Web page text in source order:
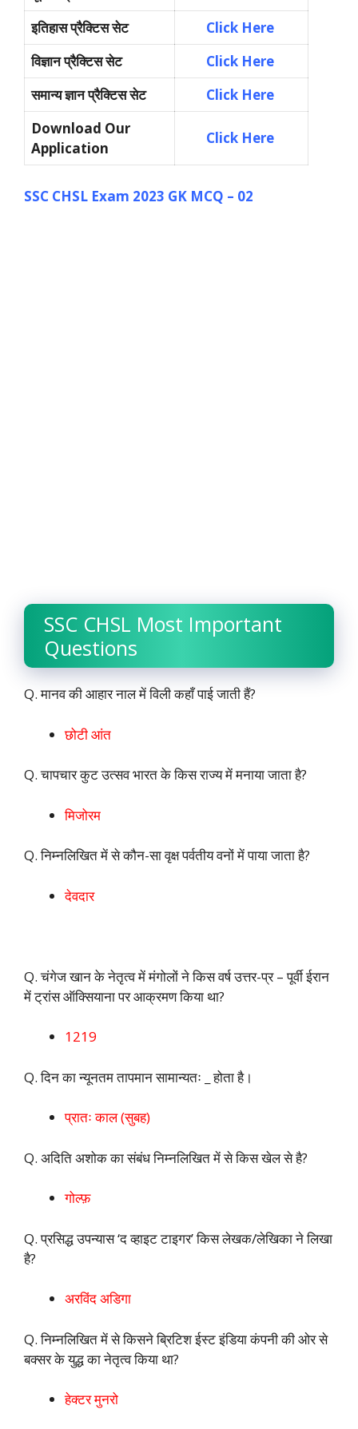
इतिहास प्रैक्टिस सेट
Click Here
विज्ञान प्रैक्टिस सेट
Click Here
समान्य ज्ञान प्रैक्टिस सेट
Click Here
Download Our
Application
Click Here
SSC CHSL Exam 2023 GK MCQ – 02
SSC CHSL Most Important
Questions
Q. मानव की आहार नाल में विली कहाँ पाई जाती हैं?
छोटी आंत
Q. चापचार कुट उत्सव भारत के किस राज्य में मनाया जाता है?
मिजोरम
Q. निम्नलिखित में से कौन-सा वृक्ष पर्वतीय वनों में पाया जाता है?
देवदार
Q. चंगेज खान के नेतृत्व में मंगोलों ने किस वर्ष उत्तर-प्र – पूर्वी ईरान
में ट्रांस ऑक्सियाना पर आक्रमण किया था?
1219
Q. दिन का न्यूनतम तापमान सामान्यतः _ होता है।
प्रातः काल (सुबह)
Q. अदिति अशोक का संबंध निम्नलिखित में से किस खेल से है?
गोल्फ़
Q. प्रसिद्ध उपन्यास ‘द व्हाइट टाइगर’ किस लेखक/लेखिका ने लिखा
है?
अरविंद अडिगा
Q. निम्नलिखित में से किसने ब्रिटिश ईस्ट इंडिया कंपनी की ओर से
बक्सर के युद्ध का नेतृत्व किया था?
हेक्टर मुनरो